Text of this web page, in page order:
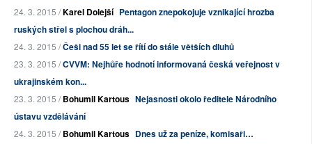
24. 3. 2015 /Karel Dolejší Pentagon znepokojuje vznikající hrozba
ruských střel s plochou dráh...
24. 3. 2015 /Češi nad 55 let se řítí do stále větších dluhů
23. 3. 2015 /CVVM: Nejhůře hodnotí informovaná česká veřejnost v
ukrajinském kon...
23. 3. 2015 /Bohumil Kartous Nejasnosti okolo ředitele Národního
ústavu vzdělávání
24. 3. 2015 /Bohumil Kartous Dnes už za peníze, komisaři…